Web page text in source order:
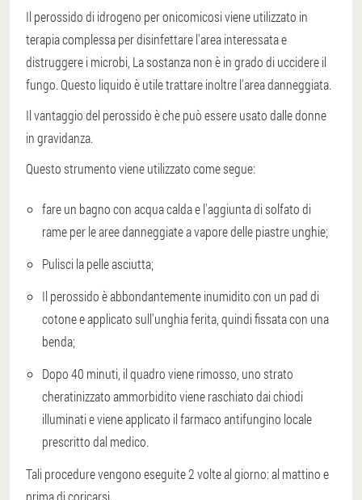
Il perossido di idrogeno per onicomicosi viene utilizzato in
terapia complessa per disinfettare l'area interessata e
distruggere i microbi, La sostanza non è in grado di uccidere il
fungo. Questo liquido è utile trattare inoltre l'area danneggiata.
Il vantaggio del perossido è che può essere usato dalle donne
in gravidanza.
Questo strumento viene utilizzato come segue:
fare un bagno con acqua calda e l'aggiunta di solfato di
rame per le aree danneggiate a vapore delle piastre unghie;
Pulisci la pelle asciutta;
Il perossido è abbondantemente inumidito con un pad di
cotone e applicato sull'unghia ferita, quindi fissata con una
benda;
Dopo 40 minuti, il quadro viene rimosso, uno strato
cheratinizzato ammorbidito viene raschiato dai chiodi
illuminati e viene applicato il farmaco antifungino locale
prescritto dal medico.
Tali procedure vengono eseguite 2 volte al giorno: al mattino e
prima di coricarsi.